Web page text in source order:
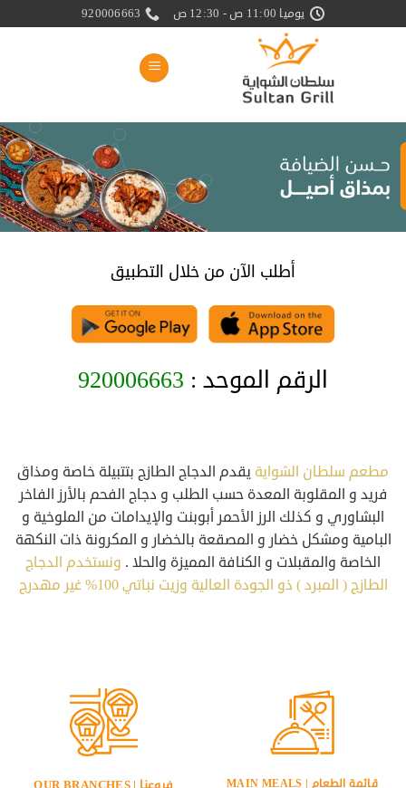
للمحتوى
يوميا 11:00 ص - 12:30 ص 920006663
أطلب الآن من خلال التطبيق
الرقم الموحد : 920006663
مطعم سلطان الشواية يقدم الدجاج الطازج بتتبيلة خاصة ومذاق
فريد و المقلوبة المعدة حسب الطلب و دجاج الفحم بالأرز الفاخر
البشاوري و كذلك الرز الأحمر أبوبنت والإيدامات من الملوخية و
البامية ومشكل خضار و المصقعة بالخضار و المكرونة ذات النكهة
الخاصة والمقبلات و الكنافة المميزة والحلا . ونستخدم الدجاج
الطازج ( المبرد ) ذو الجودة العالية وزيت نباتي 100% غير مهدرج
قائمة الطعام | MAIN MEALS